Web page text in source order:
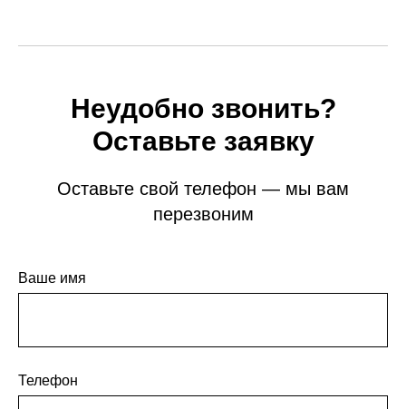
Неудобно звонить?
Оставьте заявку
Оставьте свой телефон — мы вам
перезвоним
Ваше имя
Телефон